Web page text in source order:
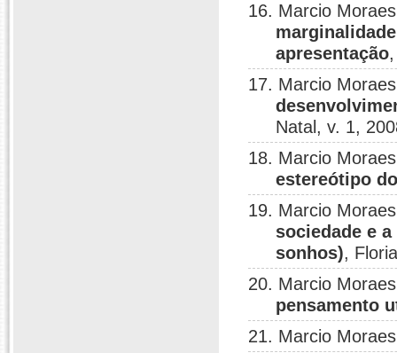
16. Marcio
apresentação
17. Marcio
Natal, v. 1,
18. Marcio
estereótipo
19. Marcio
sociedade e
sonhos),
20. Marcio
pensamento
21. Marcio